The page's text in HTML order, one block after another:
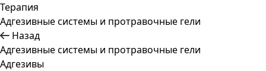
Терапия
Адгезивные системы и протравочные гели
Назад
Адгезивные системы и протравочные гели
Адгезивы